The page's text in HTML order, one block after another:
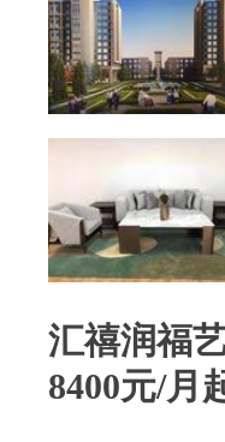
汇禧润福
8400元/月